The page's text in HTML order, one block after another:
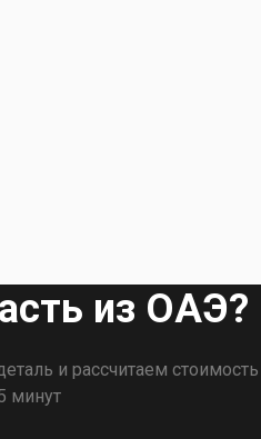
из ОАЭ?
и рассчитаем стоимость
минут